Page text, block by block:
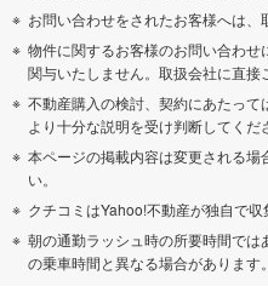
お問い合わせをされたお客様へは、
物件に関するお客様のお問い合わ
関与いたしません。取扱会社に直接
不動産購入の検討、契約にあたっ
より十分な説明を受け判断してくだ
本ページの掲載内容は変更される
い。
クチコミはYahoo!不動産が独自で収
朝の通勤ラッシュ時の所要時間で
の乗車時間と異なる場合があります。